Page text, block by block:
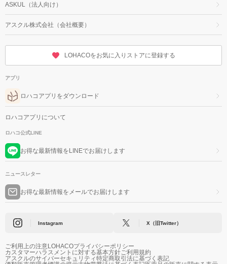
ASKUL（法人向け）
アスクル株式会社（会社概要）
LOHACOをお気に入りストアに登録する
アプリ
ロハコアプリをダウンロード
ロハコアプリについて
ロハコ公式LINE
お得な最新情報をLINEでお届けします
ニュースレター
お得な最新情報をメールでお届けします
Instagram X（旧Twitter）
ご利用上の注意LOHACOプライバシーポリシー
カスタマーハラスメントに対する基本方針ご利用規約
アスクルのサイバーセキュリティ特定商取引法に基づく表記